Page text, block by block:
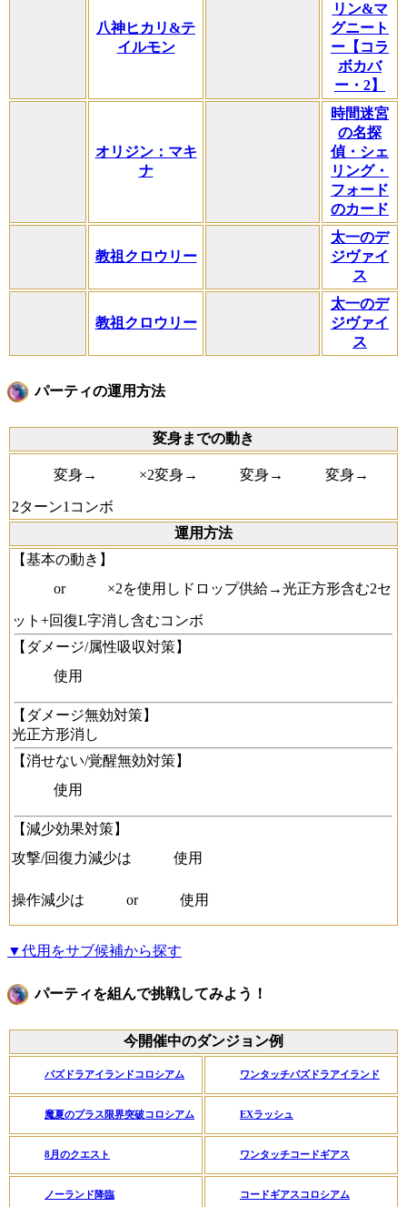
八神ヒカリ&テ
イルモン
リン&マ
グニート
ー【コラ
ボカバ
ー・2】
オリジン：マキ
ナ
時間迷宮
の名探
偵・シェ
リング・
フォード
のカード
教祖クロウリー
太一のデ
ジヴァイ
ス
教祖クロウリー
太一のデ
ジヴァイ
ス
パーティの運用方法
変身までの動き
変身→ ×2変身→ 変身→ 変身→
2ターン1コンボ
運用方法
【基本の動き】
or
×2を使用しドロップ供給→光正方形含む2セ
ット+回復L字消し含むコンボ
【ダメージ/属性吸収対策】
使用
【ダメージ無効対策】
光正方形消し
【消せない/覚醒無効対策】
使用
【減少効果対策】
攻撃/回復力減少は
使用
操作減少は or 使用
▼代用をサブ候補から探す
パーティを組んで挑戦してみよう！
今開催中のダンジョン例
パズドラアイランドコロシアム ワンタッチパズドラアイランド
魔夏のプラス限界突破コロシアム EXラッシュ
8月のクエスト ワンタッチコードギアス
ノーランド降臨 コードギアスコロシアム